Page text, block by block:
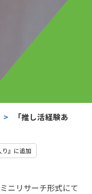
>
「推し活経験あ
』に追加
ニリサーチ形式にて